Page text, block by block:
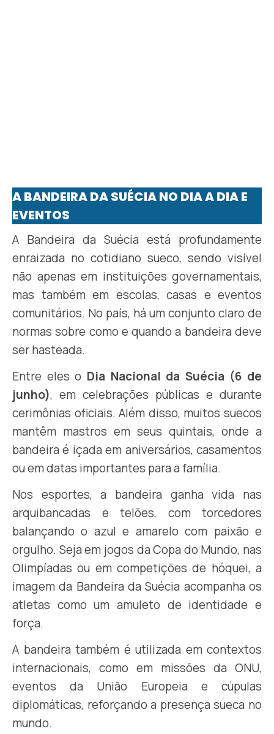
A BANDEIRA DA SUÉCIA NO DIA A DIA E
EVENTOS
A Bandeira da Suécia está profundamente
enraizada no cotidiano sueco, sendo visível
não apenas em instituições governamentais,
mas também em escolas, casas e eventos
comunitários. No país, há um conjunto claro de
normas sobre como e quando a bandeira deve
ser hasteada.
Entre eles o Dia Nacional da Suécia (6 de
junho), em celebrações públicas e durante
cerimônias oficiais. Além disso, muitos suecos
mantêm mastros em seus quintais, onde a
bandeira é içada em aniversários, casamentos
ou em datas importantes para a família.
Nos esportes, a bandeira ganha vida nas
arquibancadas e telões, com torcedores
balançando o azul e amarelo com paixão e
orgulho. Seja em jogos da Copa do Mundo, nas
Olimpíadas ou em competições de hóquei, a
imagem da Bandeira da Suécia acompanha os
atletas como um amuleto de identidade e
força.
A bandeira também é utilizada em contextos
internacionais, como em missões da ONU,
eventos da União Europeia e cúpulas
diplomáticas, reforçando a presença sueca no
mundo.